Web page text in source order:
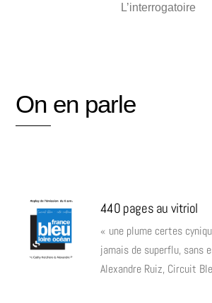
L’interrogatoire
On en parle
440 pages au vitriol
« une plume certes
jamais de superflu, sans
Alexandre Ruiz, Circuit